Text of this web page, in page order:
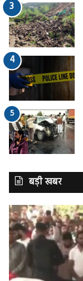
बड़ी खबर